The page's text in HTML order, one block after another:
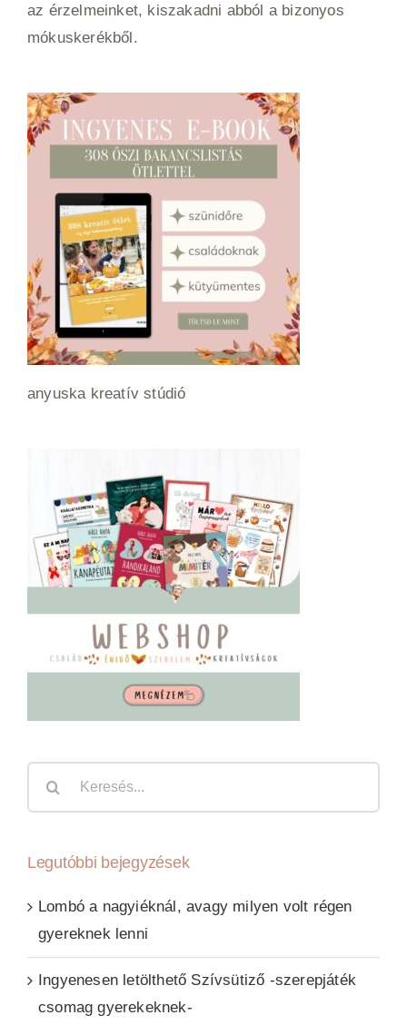
az érzelmeinket, kiszakadni abból a bizonyos
mókuskerékből.
anyuska kreatív stúdió
Legutóbbi bejegyzések
Lombó a nagyiéknál, avagy milyen volt régen
gyereknek lenni
Ingyenesen letölthető Szívsütiző -szerepjáték
csomag gyerekeknek-